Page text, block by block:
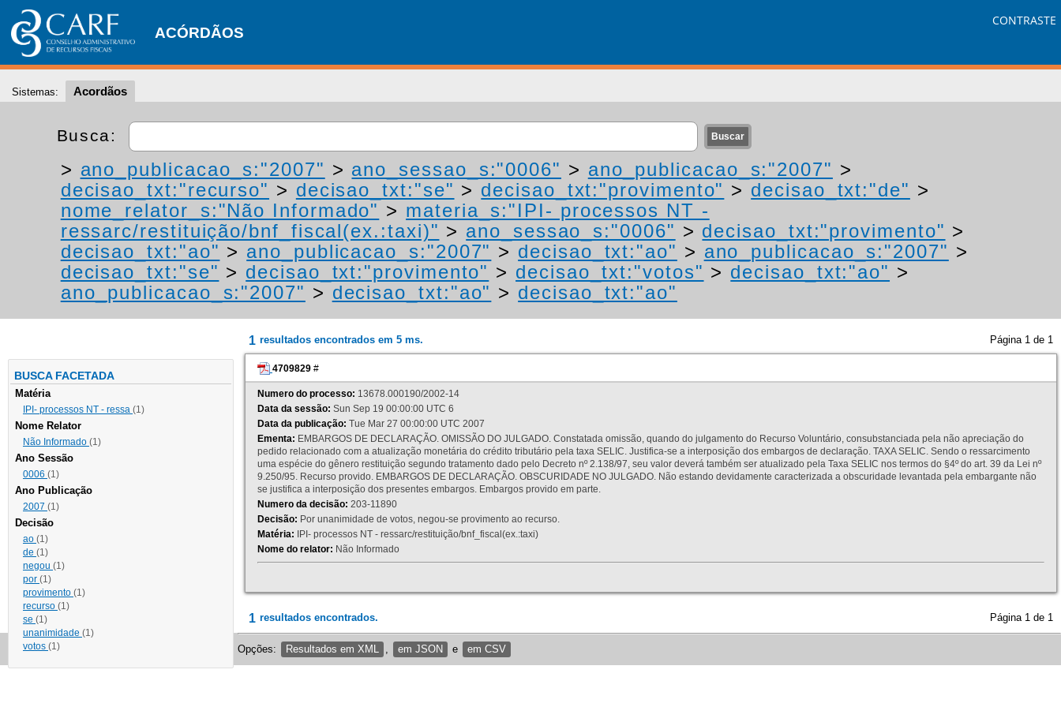
ACÓRDÃOS
CONTRASTE
Sistemas: Acordãos
Busca:
> ano_publicacao_s:"2007" > ano_sessao_s:"0006" > ano_publicacao_s:"2007" >
decisao_txt:"recurso" > decisao_txt:"se" > decisao_txt:"provimento" > decisao_txt:"de" >
nome_relator_s:"Não Informado" > materia_s:"IPI- processos NT -
ressarc/restituição/bnf_fiscal(ex.:taxi)" > ano_sessao_s:"0006" > decisao_txt:"provimento" >
decisao_txt:"ao" > ano_publicacao_s:"2007" > decisao_txt:"ao" > ano_publicacao_s:"2007" >
decisao_txt:"se" > decisao_txt:"provimento" > decisao_txt:"votos" > decisao_txt:"ao" >
ano_publicacao_s:"2007" > decisao_txt:"ao" > decisao_txt:"ao"
BUSCA FACETADA
Matéria
IPI- processos NT - ressa (1)
Nome Relator
Não Informado (1)
Ano Sessão
0006 (1)
Ano Publicação
2007 (1)
Decisão
ao (1)
de (1)
negou (1)
por (1)
provimento (1)
recurso (1)
se (1)
unanimidade (1)
votos (1)
1 resultados encontrados em 5 ms. Página 1 de 1
4709829 #
Numero do processo: 13678.000190/2002-14
Data da sessão: Sun Sep 19 00:00:00 UTC 6
Data da publicação: Tue Mar 27 00:00:00 UTC 2007
Ementa: EMBARGOS DE DECLARAÇÃO. OMISSÃO DO JULGADO. Constatada omissão, quando do julgamento do Recurso Voluntário, consubstanciada pela não apreciação do
pedido relacionado com a atualização monetária do crédito tributário pela taxa SELIC. Justifica-se a interposição dos embargos de declaração. TAXA SELIC. Sendo o ressarcimento
uma espécie do gênero restituição segundo tratamento dado pelo Decreto nº 2.138/97, seu valor deverá também ser atualizado pela Taxa SELIC nos termos do §4º do art. 39 da Lei nº
9.250/95. Recurso provido. EMBARGOS DE DECLARAÇÃO. OBSCURIDADE NO JULGADO. Não estando devidamente caracterizada a obscuridade levantada pela embargante não
se justifica a interposição dos presentes embargos. Embargos provido em parte.
Numero da decisão: 203-11890
Decisão: Por unanimidade de votos, negou-se provimento ao recurso.
Matéria: IPI- processos NT - ressarc/restituição/bnf_fiscal(ex.:taxi)
Nome do relator: Não Informado
1 resultados encontrados. Página 1 de 1
Opções: Resultados em XML em JSON e em CSV